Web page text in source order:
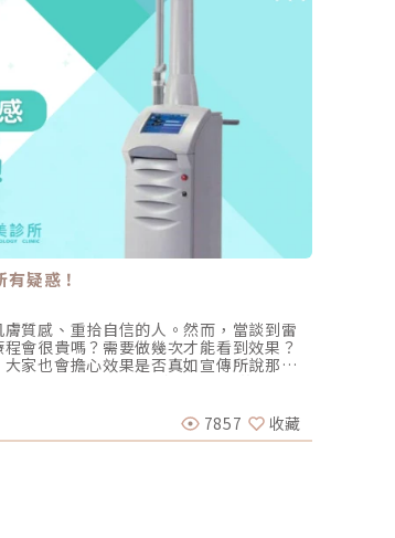
疑惑！
質感、重拾自信的人。然而，當談到雷
會很貴嗎？需要做幾次才能看到效果？
家也會擔心效果是否真如宣傳所說那樣
。UP雷射被視為治療凹洞痘疤的尖端科
豫不決。如何讓UP雷射治療更具CP值，
院長將帶您了解如何以最合適的方式進行
適感。UP雷射價格真的有比較高嗎?在美
主流機種、基本原理和大致價格範圍，
，而非僅靠單一機種來改善疤痕。想改
7857 收藏